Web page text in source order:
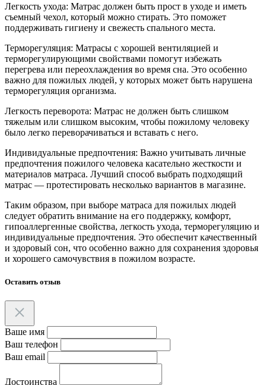
Легкость ухода: Матрас должен быть прост в уходе и иметь
съемный чехол, который можно стирать. Это поможет
поддерживать гигиену и свежесть спального места.
Терморегуляция: Матрасы с хорошей вентиляцией и
терморегулирующими свойствами помогут избежать
перегрева или переохлаждения во время сна. Это особенно
важно для пожилых людей, у которых может быть нарушена
терморегуляция организма.
Легкость переворота: Матрас не должен быть слишком
тяжелым или слишком высоким, чтобы пожилому человеку
было легко переворачиваться и вставать с него.
Индивидуальные предпочтения: Важно учитывать личные
предпочтения пожилого человека касательно жесткости и
материалов матраса. Лучший способ выбрать подходящий
матрас — протестировать несколько вариантов в магазине.
Таким образом, при выборе матраса для пожилых людей
следует обратить внимание на его поддержку, комфорт,
гипоаллергенные свойства, легкость ухода, терморегуляцию и
индивидуальные предпочтения. Это обеспечит качественный
и здоровый сон, что особенно важно для сохранения здоровья
и хорошего самочувствия в пожилом возрасте.
Оставить отзыв
Ваше имя
Ваш телефон
Ваш email
Достоинства